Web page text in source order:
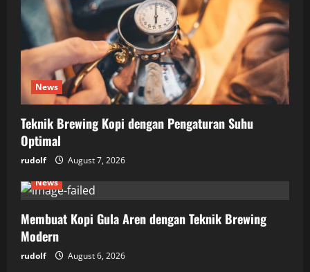
News
Teknik Brewing Kopi dengan Pengaturan Suhu
Optimal
rudolf
August 7, 2026
News
Membuat Kopi Gula Aren dengan Teknik Brewing
Modern
rudolf August 6, 2026